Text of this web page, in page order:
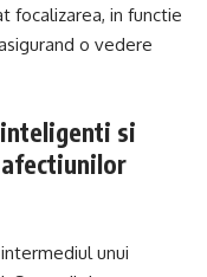
focalizarea, in functie
o vedere
si
unui